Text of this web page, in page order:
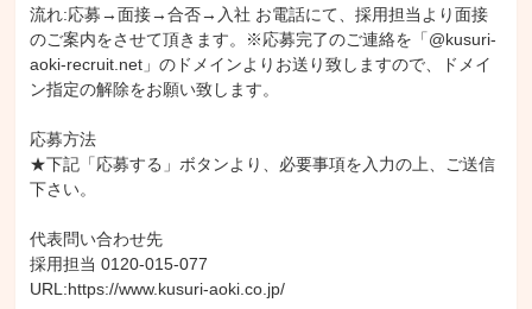
流れ:応募→面接→合否→入社 お電話にて、採用担当より面接
のご案内をさせて頂きます。※応募完了のご連絡を「@kusuri-
aoki-recruit.net」のドメインよりお送り致しますので、ドメイ
ン指定の解除をお願い致します。
応募方法
★下記「応募する」ボタンより、必要事項を入力の上、ご送信
下さい。
代表問い合わせ先
採用担当 0120-015-077
URL:https://www.kusuri-aoki.co.jp/